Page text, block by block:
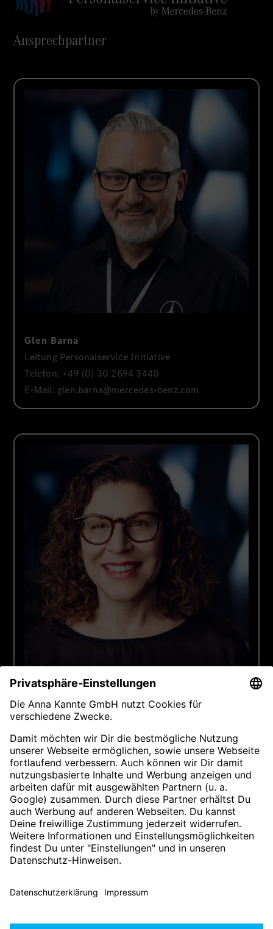
Ansprechpartner
Glen Barna
Leitung Personalservice Initiative
Telefon: +49 (0) 30 2694 3440
E-Mail: glen.barna@mercedes-benz.com
Personalservice Initiative
E-Mail:andrea.pfingsttag@mercedes-benz.com
© 2026 Mercedes-Benz AG.
Rechtliche Hinweise
Datenschutzerklärung